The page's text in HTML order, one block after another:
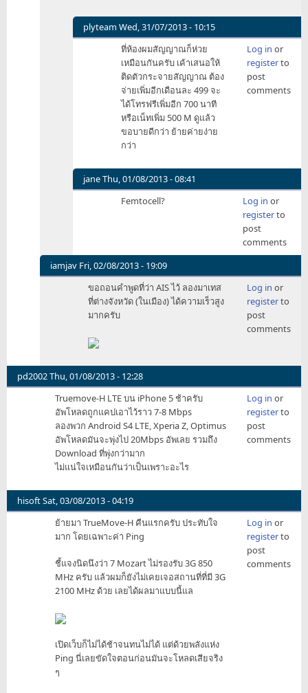
plyteam Wed, 31/07/2013 - 10:15
In
กับ
by
ที่ห้องผมสัญญาณก็ห่วย
เหมือนกันครับ เค้าเสนอให้
ติดตัวกระจายสัญญาณ ต้อง
จ่ายเพิ่มอีกเดือนละ 499 จะ
ได้โทรฟรีเพิ่มอีก 700 นาที
หรือเน็ทเพิ่ม 500 M ดูแล้ว
ขอบายดีกว่า ย้ายค่ายง่าย
กว่า
Log in or
registerto
post
comments
janeThu, 01/08/2013 - 08:41
In
ผม
ไม่รู้
ไป
คุย
อะไร
by
Femtocell? Log in or
registerto
post
comments
iamjav Fri, 02/08/2013 - 19:09
In
by
iamjav
ขอถอนคำพูดที่ว่า AIS ไว้ ลองมาเทส
ที่ต่างจังหวัด (ในเมือง) ได้ความเร็วสูง
มากครับ
Log in or
registerto
post
comments
pd2002Thu, 01/08/2013 - 12:28
Truemove-H LTE บน iPhone 5 ช้าครับ
อัพโหลดถูกแคปเอาไว้ราว 7-8 Mbps
ลองพวก Android S4 LTE, Xperia Z, Optimus
อัพโหลดมันจะพุ่งไป 20Mbps อัพเลย รวมถึง
Download ที่พุ่งกว่ามาก
ไม่แน่ใจเหมือนกันว่าเป็นเพราะอะไร
Log in or
registerto
post
comments
hisoftSat, 03/08/2013 - 04:19
ย้ายมา TrueMove-H คืนแรกครับ ประทับใจ
มาก โดยเฉพาะค่า Ping
ชี้แจงนิดนึงว่า 7 Mozart ไม่รองรับ 3G 850
MHz ครับ แล้วผมก็ยังไม่เคยเจอสถานที่ที่มี 3G
2100 MHz ด้วย เลยได้ผลมาแบบนี้แล
เปิดเว็บก็ไม่ได้ช้าจนทนไม่ได้ แต่ด้วยพลังแห่ง
Ping นี่เลยขัดใจตอนก่อนมันจะโหลดเสียจริง
ๆ
Log in or
registerto
post
comments